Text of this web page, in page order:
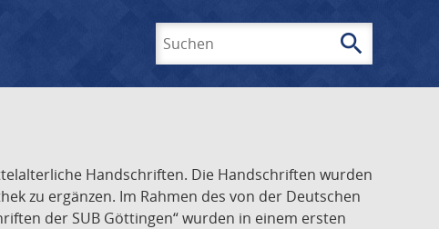
search
Handschriften. Die Handschriften wurden
zu ergänzen. Im Rahmen des von der Deutschen
der SUB Göttingen“ wurden in einem ersten